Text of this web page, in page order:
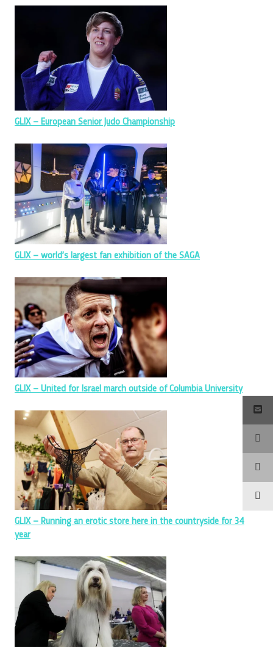
GLIX – European Senior Judo Championship
GLIX – world’s largest fan exhibition of the SAGA
GLIX – United for Israel march outside of Columbia University
GLIX – Running an erotic store here in the countryside for 34
year